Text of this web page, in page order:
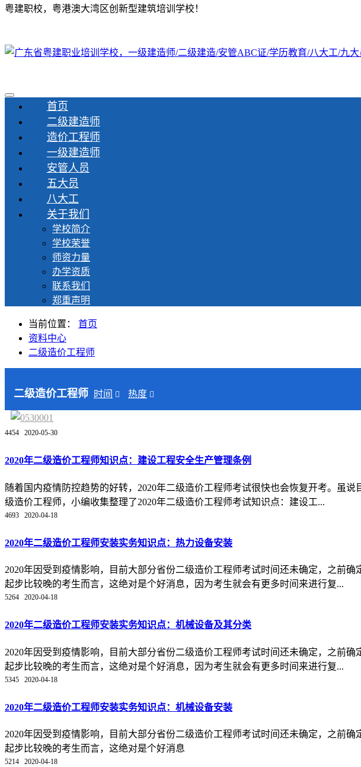
粤建职校，粤港澳大湾区创新型建筑培训学校！
首页
二级建造师
造价工程师
一级建造师
安管人员
五大员
八大工
关于我们
学校简介
学校荣誉
师资力量
办学资质
联系我们
郑重声明
当前位置：
首页
资料中心
二级造价工程师
二级造价工程师 时间 热度
4454 2020-05-30
2020年二级造价工程师知识点：建设工程安全生产管理条例
随着国内疫情防控趋势的好转，2020年二级造价工程师考试很快也会恢复开考。虽
级造价工程师，小编收集整理了2020年二级造价工程师考试知识点：建设工...
4693 2020-04-18
2020年二级造价工程师安装实务知识点：热力设备安装
2020年因受到疫情影响，目前大部分省份二级造价工程师考试时间还未确定，之前
起步比较晚的考生而言，这绝对是个好消息，因为考生就会有更多时间来进行复...
5264 2020-04-18
2020年二级造价工程师安装实务知识点：机械设备及其分类
2020年因受到疫情影响，目前大部分省份二级造价工程师考试时间还未确定，之前
起步比较晚的考生而言，这绝对是个好消息，因为考生就会有更多时间来进行复...
5345 2020-04-18
2020年二级造价工程师安装实务知识点：机械设备安装
2020年因受到疫情影响，目前大部分省份二级造价工程师考试时间还未确定，之前
起步比较晚的考生而言，这绝对是个好消息
5214 2020-04-18